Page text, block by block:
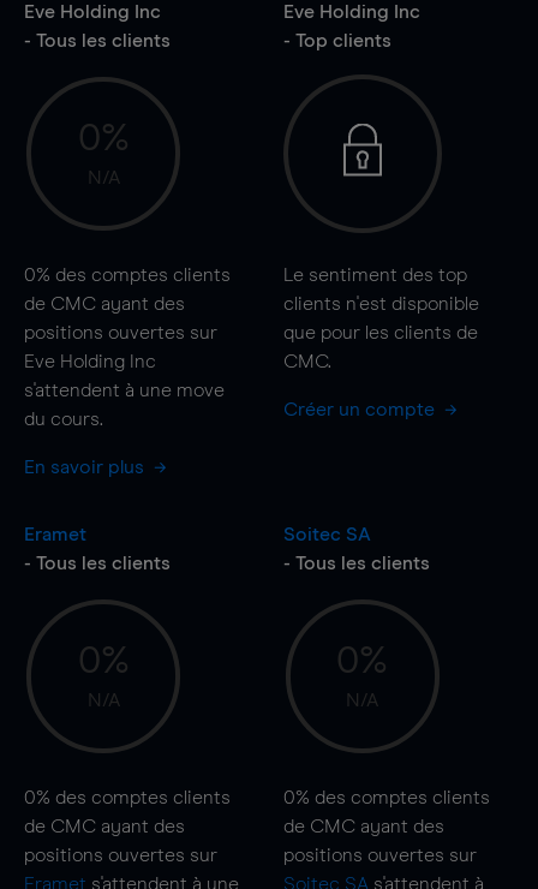
Eve Holding Inc
- Tous les clients
0%
N/A
0% des comptes clients
de CMC ayant des
positions ouvertes sur
Eve Holding Inc
s'attendent à une move
du cours.
En savoir plus
Eve Holding Inc
- Top clients
Le sentiment des top
clients n'est disponible
que pour les clients de
CMC.
Créer un compte
Eramet
- Tous les clients
0%
N/A
0% des comptes clients
de CMC ayant des
positions ouvertes sur
Eramet s'attendent à une
Soitec SA
- Tous les clients
0%
N/A
0% des comptes clients
de CMC ayant des
positions ouvertes sur
Soitec SA s'attendent à